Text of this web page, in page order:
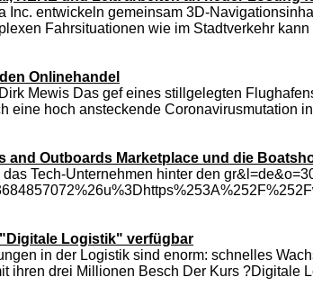
Inc. entwickeln gemeinsam 3D-
Fahrsituationen wie im Stadtverkehr
Onlinehandel
Mewis Das gef eines stillgelegten
eine hoch ansteckende Coronavirusmutation
and Outboards Marketplace und die
das Tech-Unternehmen hinter den
Logistik" verfügbar
in der Logistik sind enorm: schnelles
ihren drei Millionen Besch Der Kurs ?Digitale